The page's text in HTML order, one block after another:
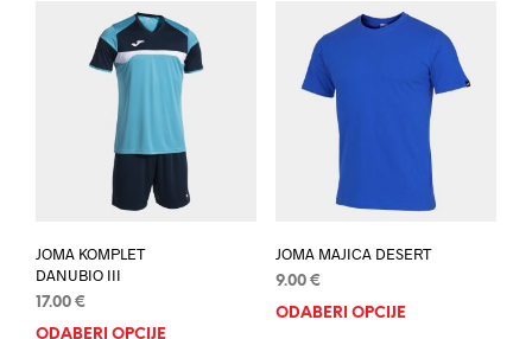
JOMA KOMPLET
DANUBIO III
17.00 €
ODABERI OPCIJE
JOMA MAJICA DESERT
9.00 €
ODABERI OPCIJE